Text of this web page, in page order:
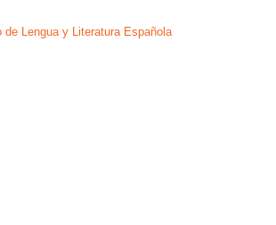
de Lengua y Literatura Española